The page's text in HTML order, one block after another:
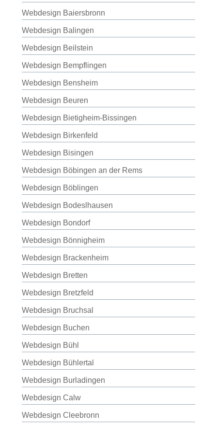
Webdesign Baiersbronn
Webdesign Balingen
Webdesign Beilstein
Webdesign Bempflingen
Webdesign Bensheim
Webdesign Beuren
Webdesign Bietigheim-Bissingen
Webdesign Birkenfeld
Webdesign Bisingen
Webdesign Böbingen an der Rems
Webdesign Böblingen
Webdesign Bodeslhausen
Webdesign Bondorf
Webdesign Bönnigheim
Webdesign Brackenheim
Webdesign Bretten
Webdesign Bretzfeld
Webdesign Bruchsal
Webdesign Buchen
Webdesign Bühl
Webdesign Bühlertal
Webdesign Burladingen
Webdesign Calw
Webdesign Cleebronn